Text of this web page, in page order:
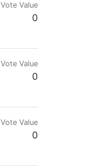
Vote Value
0
Vote Value
0
Vote Value
0